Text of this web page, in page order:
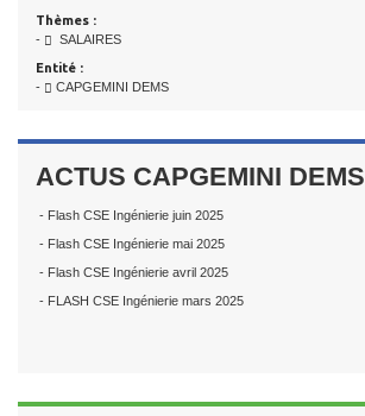
Thèmes :
-
SALAIRES
Entité :
-
CAPGEMINI DEMS
ACTUS CAPGEMINI DEMS
- Flash CSE Ingénierie juin 2025
- Flash CSE Ingénierie mai 2025
- Flash CSE Ingénierie avril 2025
- FLASH CSE Ingénierie mars 2025